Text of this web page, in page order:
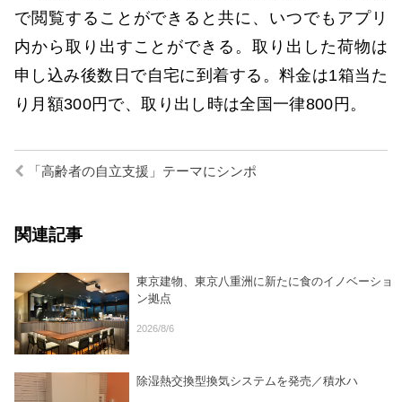
で閲覧することができると共に、いつでもアプリ
内から取り出すことができる。取り出した荷物は
申し込み後数日で自宅に到着する。料金は1箱当た
り月額300円で、取り出し時は全国一律800円。
「高齢者の自立支援」テーマにシンポ
関連記事
東京建物、東京八重洲に新たに食のイノベーショ
ン拠点
2026/8/6
除湿熱交換型換気システムを発売／積水ハ